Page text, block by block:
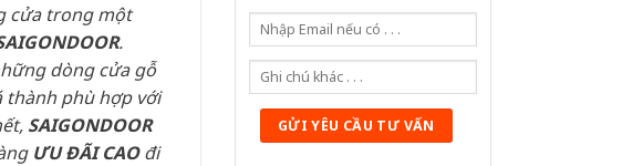
cửa trong một
.
dòng cửa gỗ
thành phù hợp với
SAIGONDOOR
ƯU ĐÃI CAOđi